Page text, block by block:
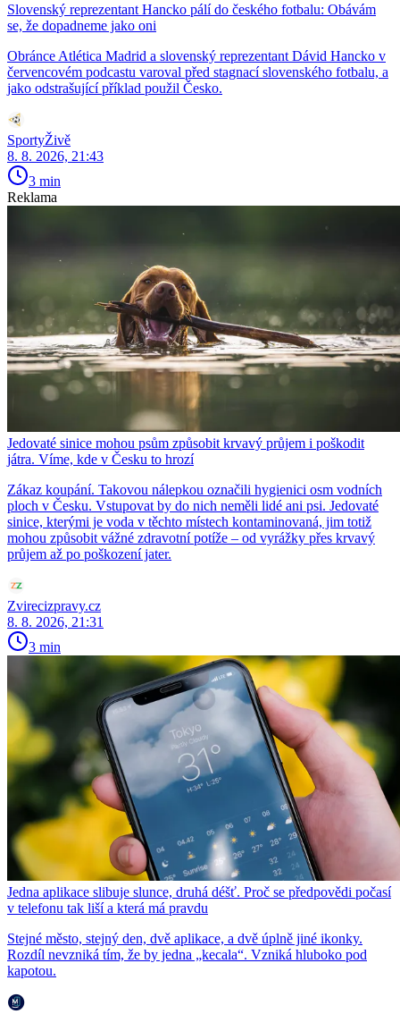
Slovenský reprezentant Hancko pálí do českého fotbalu: Obávám
se, že dopadneme jako oni
Obránce Atlética Madrid a slovenský reprezentant Dávid Hancko v
červencovém podcastu varoval před stagnací slovenského fotbalu, a
jako odstrašující příklad použil Česko.
SportyŽivě
8. 8. 2026, 21:43
3 min
Reklama
Jedovaté sinice mohou psům způsobit krvavý průjem i poškodit
játra. Víme, kde v Česku to hrozí
Zákaz koupání. Takovou nálepkou označili hygienici osm vodních
ploch v Česku. Vstupovat by do nich neměli lidé ani psi. Jedovaté
sinice, kterými je voda v těchto místech kontaminovaná, jim totiž
mohou způsobit vážné zdravotní potíže – od vyrážky přes krvavý
průjem až po poškození jater.
Zvirecizpravy.cz
8. 8. 2026, 21:31
3 min
Jedna aplikace slibuje slunce, druhá déšť. Proč se předpovědi počasí
v telefonu tak liší a která má pravdu
Stejné město, stejný den, dvě aplikace, a dvě úplně jiné ikonky.
Rozdíl nevzniká tím, že by jedna „kecala“. Vzniká hluboko pod
kapotou.